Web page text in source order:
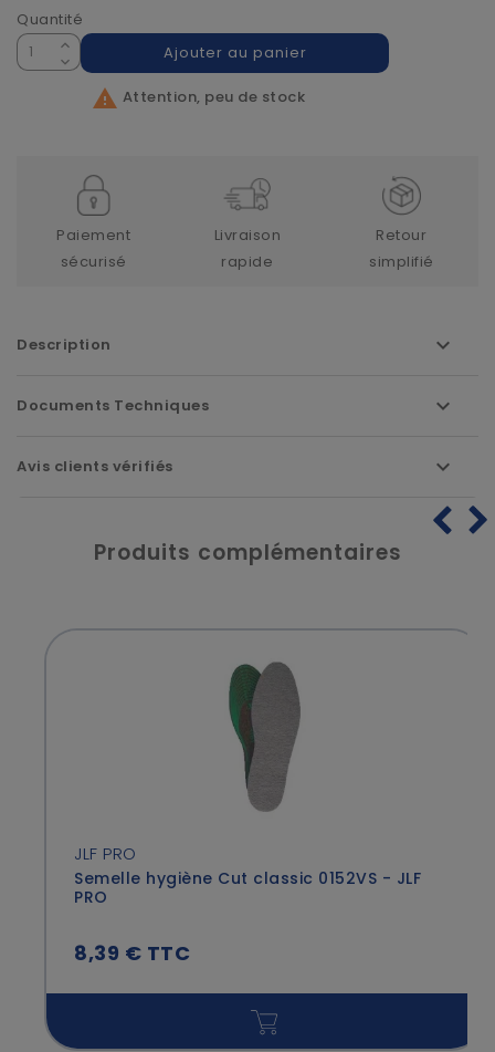
Quantité
Ajouter au panier
 Attention, peu de stock
Paiement
sécurisé
Livraison
rapide
Retour
simplifié
Description
Documents Techniques
Avis clients vérifiés
Produits complémentaires
JLF PRO
Semelle hygiène Cut classic 0152VS - JLF
PRO
8,39 € TTC